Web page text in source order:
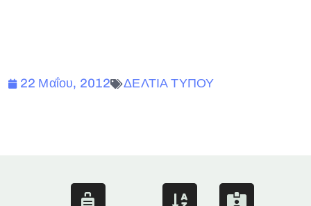
22 Μαΐου, 2012 ΔΕΛΤΙΑ ΤΥΠΟΥ